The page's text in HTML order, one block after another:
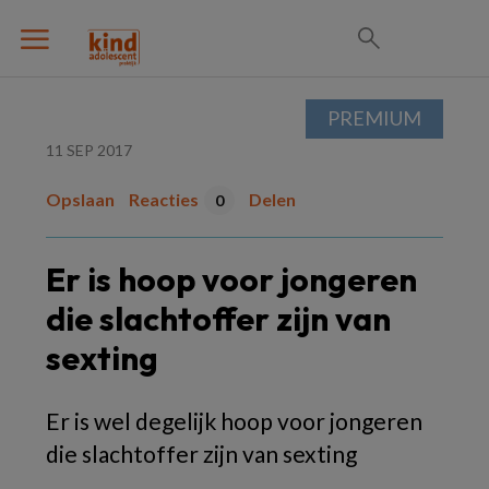
11 SEP 2017
Opslaan Reacties 0 Delen
Er is hoop voor jongeren
die slachtoffer zijn van
sexting
Er is wel degelijk hoop voor jongeren
die slachtoffer zijn van sexting
PREMIUM